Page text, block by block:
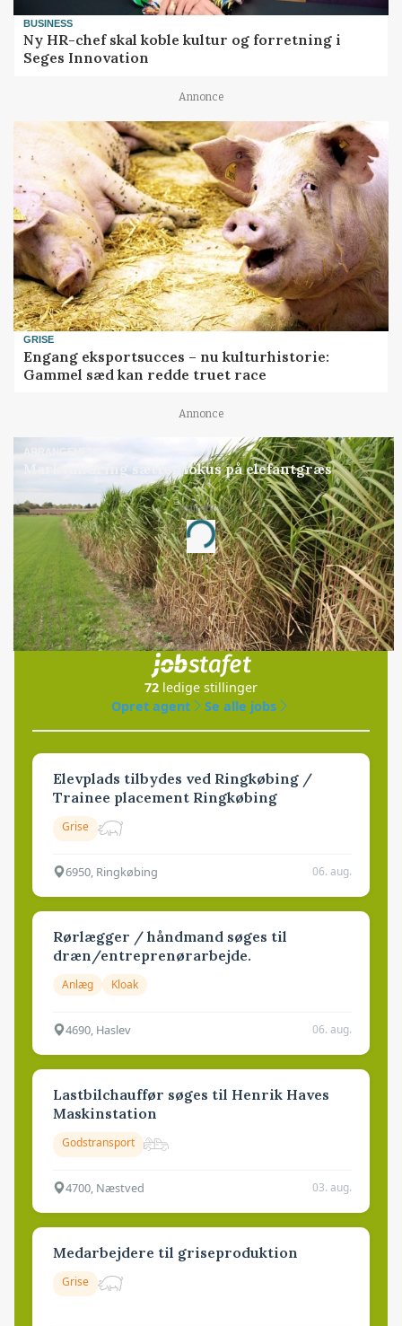
BUSINESS
Ny HR-chef skal koble kultur og forretning i
Seges Innovation
Annonce
GRISE
Engang eksportsucces – nu kulturhistorie:
Gammel sæd kan redde truet race
Annonce
ARRANGEMENT
Markvandring sætter fokus på elefantgræs
Annonce
Loading...
Jobs
i samarbejde med
72 ledige stillinger
Opret agent
Se alle jobs
Elevplads tilbydes ved Ringkøbing /
Trainee placement Ringkøbing
Grise
6950, Ringkøbing 06. aug.
Rørlægger / håndmand søges til
dræn/entreprenørarbejde.
Anlæg Kloak
4690, Haslev 06. aug.
Lastbilchauffør søges til Henrik Haves
Maskinstation
Godstransport
4700, Næstved 03. aug.
Medarbejdere til griseproduktion
Grise